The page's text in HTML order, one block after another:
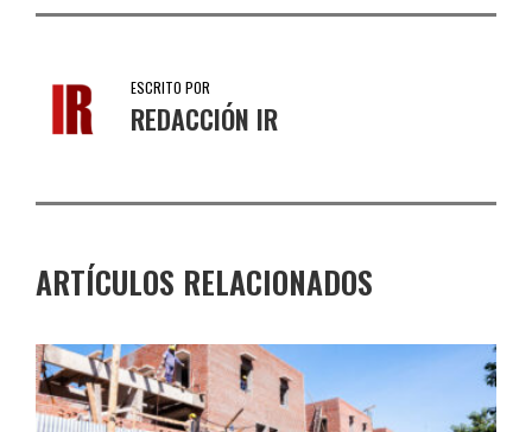
ESCRITO POR
REDACCIÓN IR
ARTÍCULOS RELACIONADOS